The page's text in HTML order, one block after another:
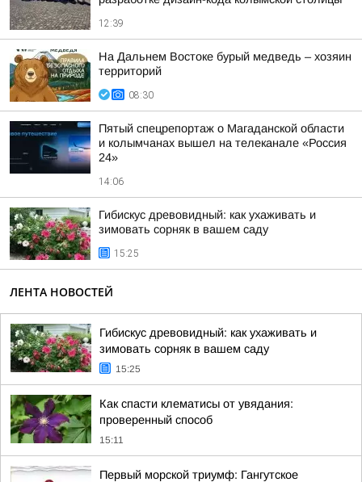
12:39
На Дальнем Востоке бурый медведь – хозяин
территорий
08:30
Пятый спецрепортаж о Магаданской области
и колымчанах вышел на телеканале «Россия
24»
14:06
Гибискус древовидный: как ухаживать и
зимовать сорняк в вашем саду
15:25
ЛЕНТА НОВОСТЕЙ
Гибискус древовидный: как ухаживать и
зимовать сорняк в вашем саду
15:25
Как спасти клематисы от увядания:
проверенный способ
15:11
Первый морской триумф: Гангутское